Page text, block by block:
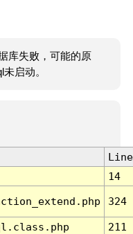
库失败，可能的原
启动。
Line
14
324
211